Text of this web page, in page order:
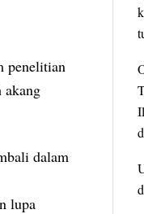
penelitian
akang
dalam
lupa